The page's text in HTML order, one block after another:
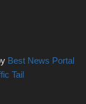
Best News Portal
Tail